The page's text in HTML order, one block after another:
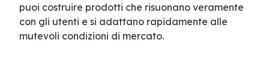
puoi costruire prodotti che risuonano veramente
con gli utenti e si adattano rapidamente alle
mutevoli condizioni di mercato.